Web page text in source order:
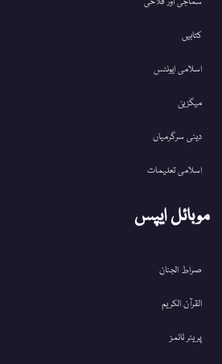
کتابیں
اسلامی ایونٹس
میگزین
دینی سرگرمیاں
اسلامی تعلیمات
موبائل ایپس
صراط الجنان
القرآن الکریم
پریئر ٹائمز